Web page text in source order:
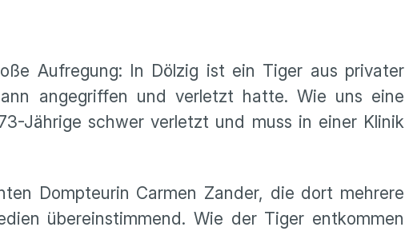
Aufregung: In Dölzig ist ein Tiger aus privater
angegriffen und verletzt hatte. Wie uns eine
Jährige schwer verletzt und muss in einer Klinik
Dompteurin Carmen Zander, die dort mehrere
übereinstimmend. Wie der Tiger entkommen